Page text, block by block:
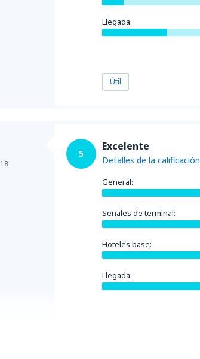
Llegada:
Útil
5
Excelente
Detalles de la calificación
General:
Señales de terminal:
Hoteles base:
Llegada: